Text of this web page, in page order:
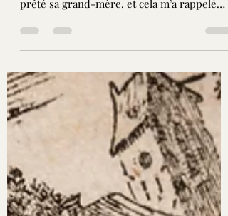
Mon fils ainé avec lequel je passe quelques
jours vient de lire l’exemplaire que lui a
des...